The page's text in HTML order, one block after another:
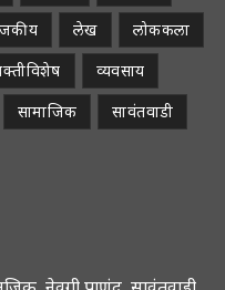
लेख
लोककला
व्यवसाय
सामाजिक
सावंतवाडी